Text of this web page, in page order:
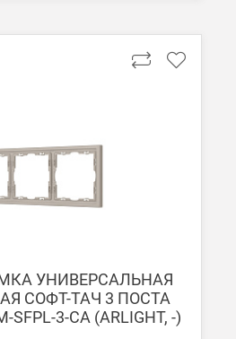
УНИВЕРСАЛЬНАЯ
СОФТ-ТАЧ 3 ПОСТА
3-CA (ARLIGHT, -)